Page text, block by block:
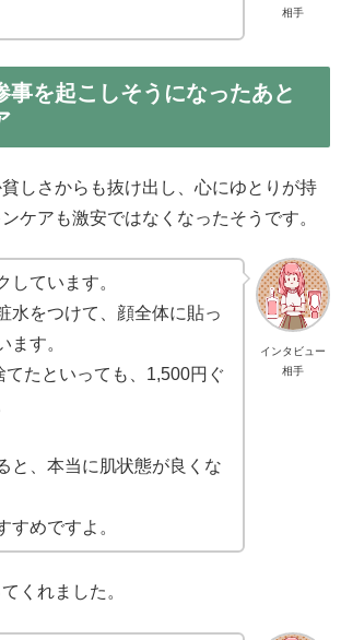
相手
事を起こしそうになったあと
しさからも抜け出し、心にゆとりが持
ケアも激安ではなくなったそうです。
インタビュー
相手
しています。
水をつけて、顔全体に貼っ
ます。
てたといっても、1,500円ぐ
と、本当に肌状態が良くな
すめですよ。
くれました。